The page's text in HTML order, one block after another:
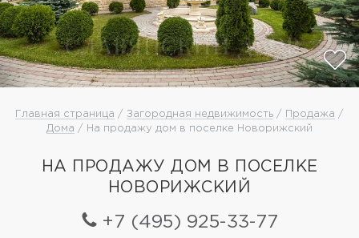
Главная страница / Загородная недвижимость / Продажа /
Дома / На продажу дом в поселке Новорижский
НА ПРОДАЖУ ДОМ В ПОСЕЛКЕ
НОВОРИЖСКИЙ
+7 (495) 925-33-77